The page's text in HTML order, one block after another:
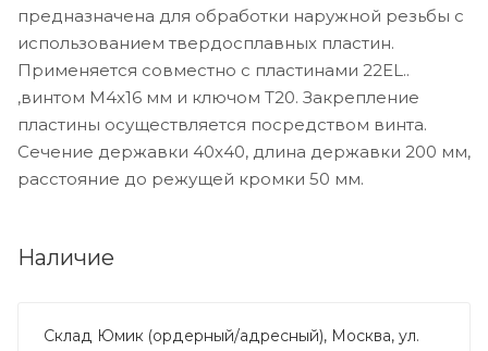
предназначена для обработки наружной резьбы с
использованием твердосплавных пластин.
Применяется совместно с пластинами 22EL..
,винтом M4x16 мм и ключом T20. Закрепление
пластины осуществляется посредством винта.
Сечение державки 40x40, длина державки 200 мм,
расстояние до режущей кромки 50 мм.
Наличие
Склад Юмик (ордерный/адресный), Москва, ул.